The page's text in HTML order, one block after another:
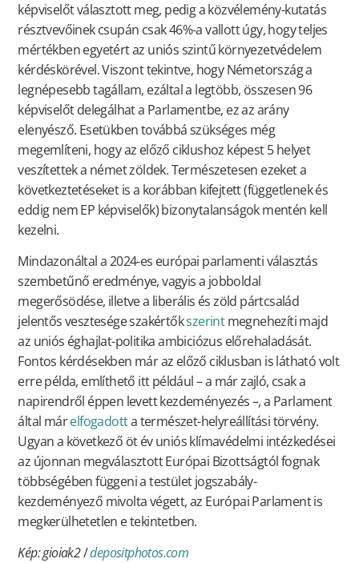
képviselőt választott meg, pedig a közvélemény-kutatás
résztvevőinek csupán csak 46%-a vallott úgy, hogy teljes
mértékben egyetért az uniós szintű környezetvédelem
kérdéskörével. Viszont tekintve, hogy Németország a
legnépesebb tagállam, ezáltal a legtöbb, összesen 96
képviselőt delegálhat a Parlamentbe, ez az arány
elenyésző. Esetükben továbbá szükséges még
megemlíteni, hogy az előző ciklushoz képest 5 helyet
veszítettek a német zöldek. Természetesen ezeket a
következtetéseket is a korábban kifejtett (függetlenek és
eddig nem EP képviselők) bizonytalanságok mentén kell
kezelni.
Mindazonáltal a 2024-es európai parlamenti választás
szembetűnő eredménye, vagyis a jobboldal
megerősödése, illetve a liberális és zöld pártcsalád
jelentős vesztesége szakértőkszerintmegnehezíti majd
az uniós éghajlat-politika ambiciózus előrehaladását.
Fontos kérdésekben már az előző ciklusban is látható volt
erre példa, említhető itt például – a már zajló, csak a
napirendről éppen levett kezdeményezés –, a Parlament
által márelfogadotta természet-helyreállítási törvény.
Ugyan a következő öt év uniós klímavédelmi intézkedései
az újonnan megválasztott Európai Bizottságtól fognak
többségében függeni a testület jogszabály-
kezdeményező mivolta végett, az Európai Parlament is
megkerülhetetlen e tekintetben.
Kép: gioiak2/depositphotos.com